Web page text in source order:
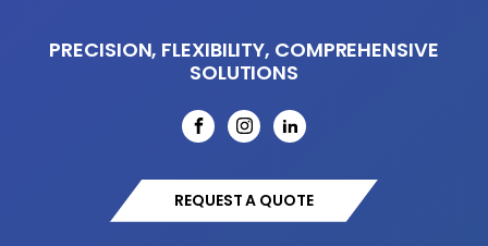
PRECISION, FLEXIBILITY, COMPREHENSIVE
SOLUTIONS
REQUEST A QUOTE